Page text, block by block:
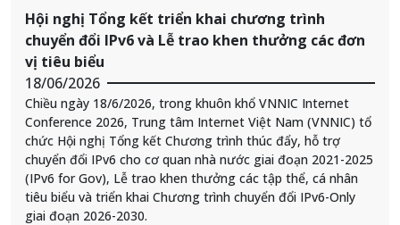
Hội nghị Tổng kết triển khai chương trình
chuyển đổi IPv6 và Lễ trao khen thưởng các đơn
vị tiêu biểu
18/06/2026
Chiều ngày 18/6/2026, trong khuôn khổ VNNIC Internet
Conference 2026, Trung tâm Internet Việt Nam (VNNIC) tổ
chức Hội nghị Tổng kết Chương trình thúc đẩy, hỗ trợ
chuyển đổi IPv6 cho cơ quan nhà nước giai đoạn 2021-2025
(IPv6 for Gov), Lễ trao khen thưởng các tập thể, cá nhân
tiêu biểu và triển khai Chương trình chuyển đổi IPv6-Only
giai đoạn 2026-2030.